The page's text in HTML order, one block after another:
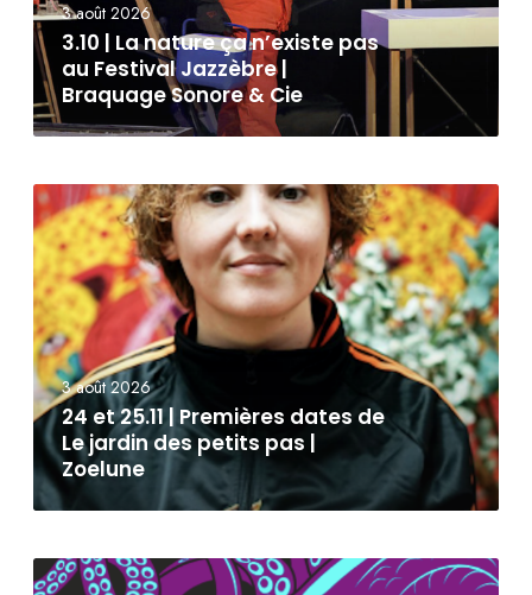
3 août 2026
3.10 | La nature ça n’existe pas
au Festival Jazzèbre |
Braquage Sonore & Cie
3 août 2026
24 et 25.11 | Premières dates de
Le jardin des petits pas |
Zoelune